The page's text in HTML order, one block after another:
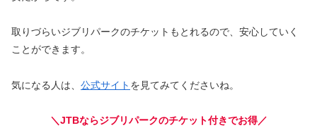
取りづらいジブリパークのチケットもとれるので、安心していく
ことができます。
気になる人は、 公式サイト を見てみてくださいね。
＼JTBならジブリパークのチケット付きでお得／